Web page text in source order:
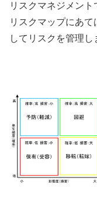
リスクマネジメン
リスクマップにあ
してリスクを管理し